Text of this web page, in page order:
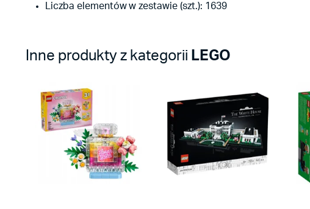
Liczba elementów w zestawie (szt.): 1639
Inne produkty z kategorii LEGO